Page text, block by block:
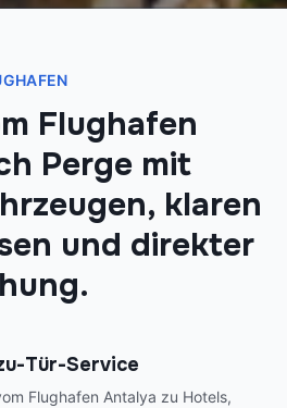
Flughafen
Perge mit
klaren
und direkter
Tür-Service
Flughafen Antalya zu Hotels,